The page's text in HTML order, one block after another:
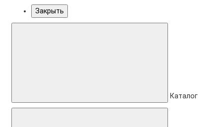
Закрыть
Каталог